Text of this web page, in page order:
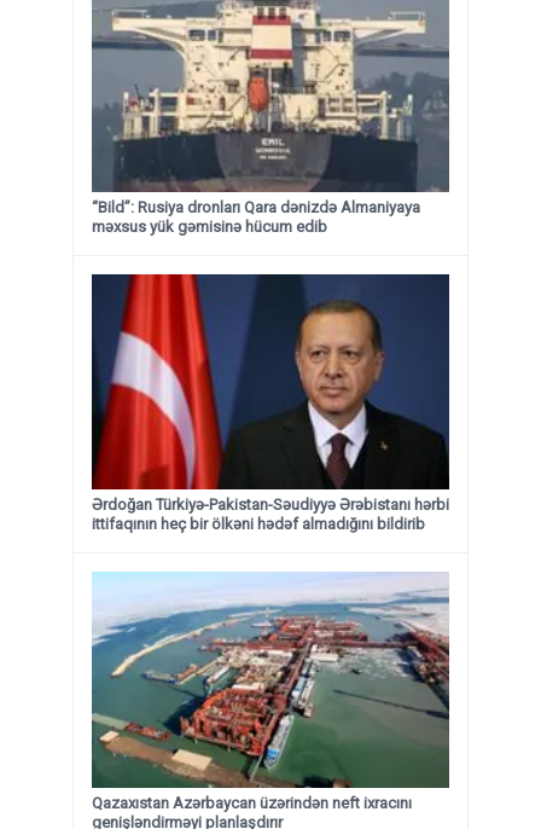
“Bild”: Rusiya dronları Qara dənizdə Almaniyaya
məxsus yük gəmisinə hücum edib
Ərdoğan Türkiyə-Pakistan-Səudiyyə Ərəbistanı hərbi
ittifaqının heç bir ölkəni hədəf almadığını bildirib
Qazaxıstan Azərbaycan üzərindən neft ixracını
genişləndirməyi planlaşdırır